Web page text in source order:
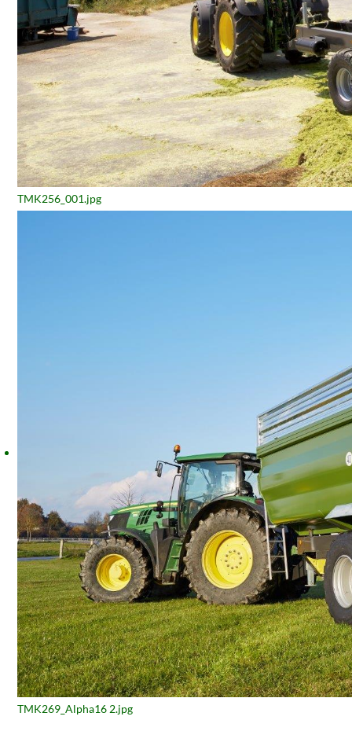
TMK256_001.jpg
TMK269_Alpha16 2.jpg